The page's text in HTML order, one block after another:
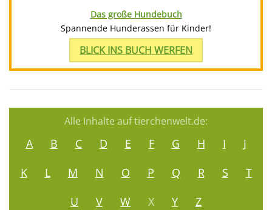
Das große Hundebuch
Spannende Hunderassen für Kinder!
BLICK INS BUCH WERFEN
Alle Inhalte auf tierchenwelt.de:
A B C D E F G H I
J
K
L M N O P Q R S
T
U
V W X Y Z